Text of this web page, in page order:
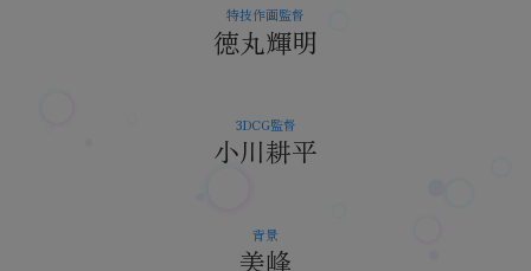
特技作画監督
徳丸輝明
3DCG監督
小川耕平
背景
美峰